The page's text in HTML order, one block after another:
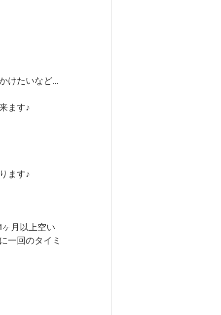
けたいなど…
ます♪
ます♪
月以上空い
一回のタイミ